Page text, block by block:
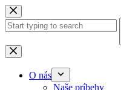
Skip to content
No results
O nás
Naše príbehy